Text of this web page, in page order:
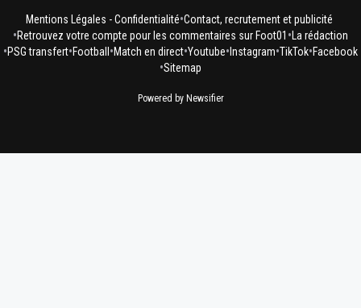
Mentions Légales - Confidentialité•Contact, recrutement et publicité
•Retrouvez votre compte pour les commentaires sur Foot01 •La rédaction
•PSG transfert•Football •Match en direct•Youtube• Instagram•TikTok•Facebook
•Sitemap
Powered by Newsifier